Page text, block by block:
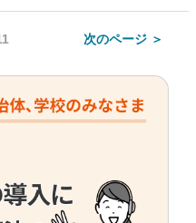
次のページ ＞